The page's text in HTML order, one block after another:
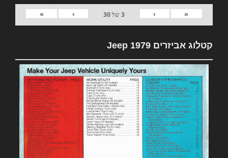
«
‹
3של30
›
»
קטלוג אביזרים 1979 Jeep